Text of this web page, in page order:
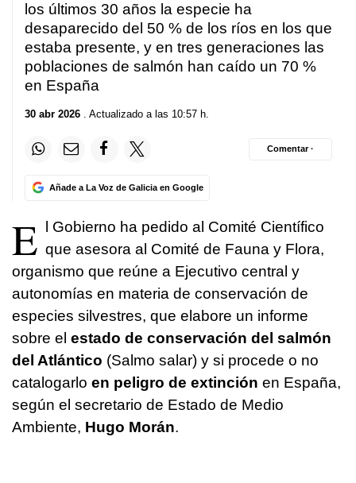
los últimos 30 años la especie ha
desaparecido del 50 % de los ríos en los que
estaba presente, y en tres generaciones las
poblaciones de salmón han caído un 70 %
en España
30 abr 2026 . Actualizado a las 10:57 h.
Añade a La Voz de Galicia en Google
Comentar ·
E l Gobierno ha pedido al Comité Científico
que asesora al Comité de Fauna y Flora,
organismo que reúne a Ejecutivo central y
autonomías en materia de conservación de
especies silvestres, que elabore un informe
sobre el estado de conservación del salmón
del Atlántico (Salmo salar) y si procede o no
catalogarlo en peligro de extinción en España,
según el secretario de Estado de Medio
Ambiente, Hugo Morán.